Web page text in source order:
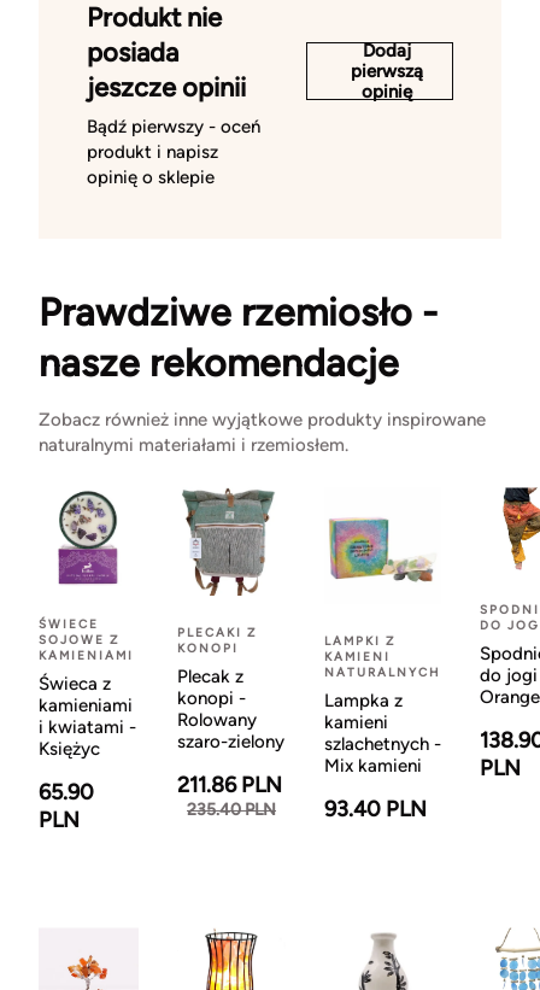
Produkt nie
posiada
jeszcze opinii
Bądź pierwszy - oceń
produkt i napisz
opinię o sklepie
Dodaj
pierwszą
opinię
Prawdziwe rzemiosło -
nasze rekomendacje
Zobacz również inne wyjątkowe produkty inspirowane
naturalnymi materiałami i rzemiosłem.
ŚWIECE
SOJOWE Z
KAMIENIAMI
Świeca z
kamieniami
i kwiatami -
Księżyc
65.90
PLN
PLECAKI Z
KONOPI
Plecak z
konopi -
Rolowany
szaro-zielony
211.86 PLN
235.40 PLN
LAMPKI Z
KAMIENI
NATURALNYCH
Lampka z
kamieni
szlachetnych -
Mix kamieni
93.40 PLN
DO
do
Orange
PLN